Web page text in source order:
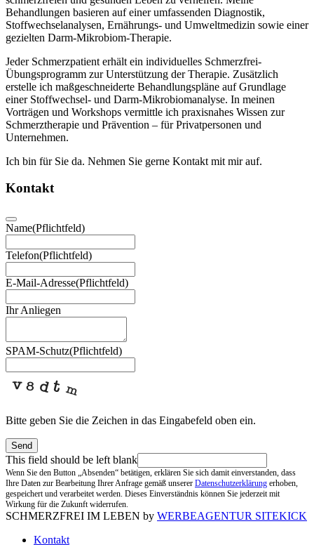
Behandlungen basieren auf einer umfassenden Diagnostik,
Stoffwechselanalysen, Ernährungs- und Umweltmedizin sowie einer
gezielten Darm-Mikrobiom-Therapie.
Jeder Schmerzpatient erhält ein individuelles Schmerzfrei-
Übungsprogramm zur Unterstützung der Therapie. Zusätzlich
erstelle ich maßgeschneiderte Behandlungspläne auf Grundlage
einer Stoffwechsel- und Darm-Mikrobiomanalyse. In meinen
Vorträgen und Workshops vermittle ich praxisnahes Wissen zur
Schmerztherapie und Prävention – für Privatpersonen und
Unternehmen.
Ich bin für Sie da. Nehmen Sie gerne Kontakt mit mir auf.
Kontakt
Name(Pflichtfeld)
Telefon(Pflichtfeld)
E-Mail-Adresse(Pflichtfeld)
Ihr Anliegen
SPAM-Schutz(Pflichtfeld)
Bitte geben Sie die Zeichen in das Eingabefeld oben ein.
Send
This field should be left blank
Wenn Sie den Button „Absenden“ betätigen, erklären Sie sich damit einverstanden, dass
Ihre Daten zur Bearbeitung Ihrer Anfrage gemäß unserer Datenschutzerklärung erhoben,
gespeichert und verarbeitet werden. Dieses Einverständnis können Sie jederzeit mit
Wirkung für die Zukunft widerrufen.
SCHMERZFREI IM LEBEN by WERBEAGENTUR SITEKICK
Kontakt